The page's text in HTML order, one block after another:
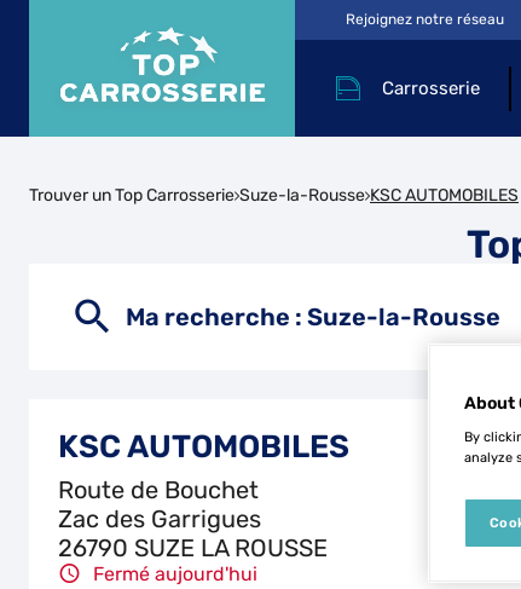
Carrosserie
Rejoignez notre réseau
Trouver un Top Carrosserie Suze-la-Rousse KSC AUTOMOBILES
Ma recherche : Suze-la-Rousse
KSC AUTOMOBILES
Route de Bouchet
Zac des Garrigues
26790 SUZE LA ROUSSE
Fermé aujourd'hui
About
By
analyze